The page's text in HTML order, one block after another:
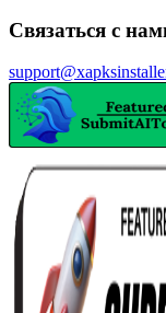
Связаться с